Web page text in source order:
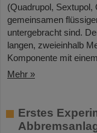
(Quadrupol, Sextupol,
gemeinsamen
untergebracht sind.
langen, zweieinhalb
Komponente mit
Mehr »
Erstes